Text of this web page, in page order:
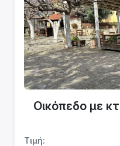
Οικόπεδο με
Τιμή: